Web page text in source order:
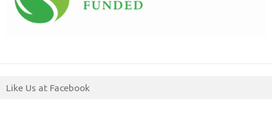
Like Us at Facebook